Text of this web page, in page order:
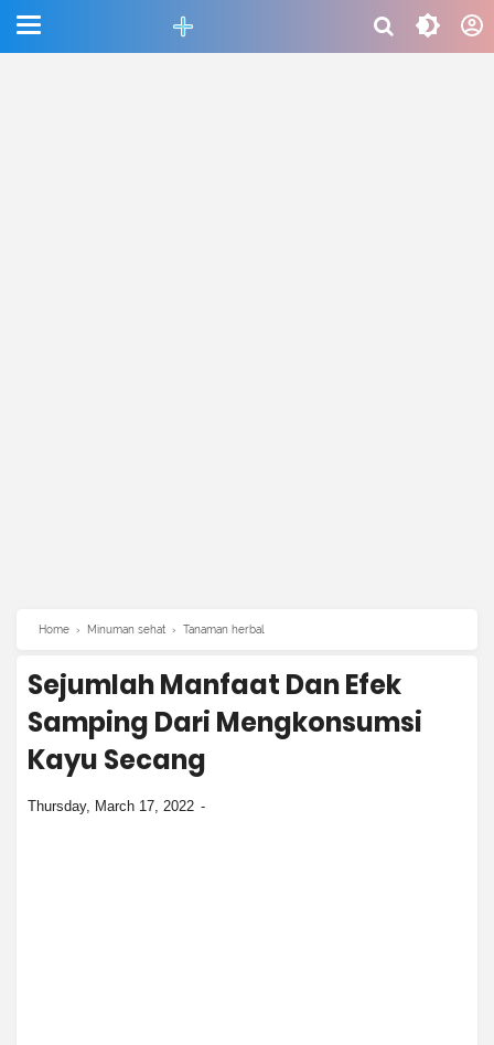
Home › Minuman sehat › Tanaman herbal
Sejumlah Manfaat Dan Efek
Samping Dari Mengkonsumsi
Kayu Secang
Thursday, March 17, 2022